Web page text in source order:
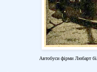
Автобуси фірми Любарт